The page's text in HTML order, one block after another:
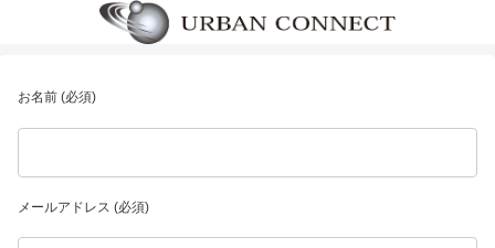
お名前 (必須)
メールアドレス (必須)